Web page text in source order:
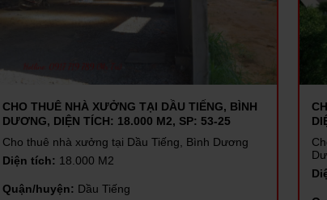
CHO THUÊ NHÀ XƯỞNG TẠI DẦU TIẾNG, BÌNH
DƯƠNG, DIỆN TÍCH: 18.000 M2, SP: 53-25
Cho thuê nhà xưởng tại Dầu Tiếng, Bình Dương
Diện tích: 18.000 M2
Quận/huyện: Dầu Tiếng